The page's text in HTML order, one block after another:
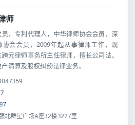
师
员，专利代理人，中华律师协会会员，深
协会会员，2009年起从事律师工作，现
元律师事务所主任律师，擅长公司法、
清算及股权纠纷法律业务。
北群星广场A座32楼3227室